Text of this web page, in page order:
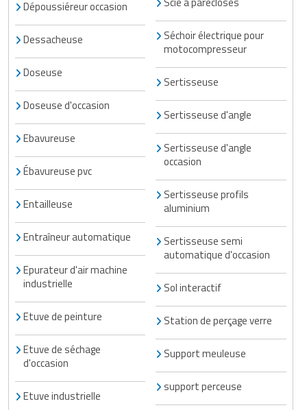
Dépoussiéreur occasion
Dessacheuse
Doseuse
Doseuse d'occasion
Ebavureuse
Ébavureuse pvc
Entailleuse
Entraîneur automatique
Epurateur d'air machine
industrielle
Etuve de peinture
Etuve de séchage
d'occasion
Etuve industrielle
Séchoir électrique pour
motocompresseur
Sertisseuse
Sertisseuse d'angle
Sertisseuse d'angle
occasion
Sertisseuse profils
aluminium
Sertisseuse semi
automatique d'occasion
Sol interactif
Station de perçage verre
Support meuleuse
support perceuse